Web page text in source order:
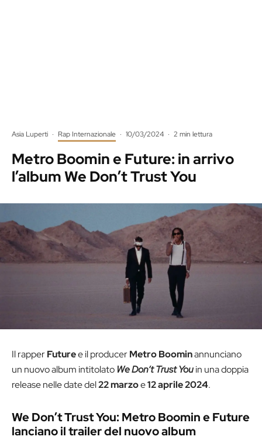
Asia Luperti · Rap Internazionale · 10/03/2024 · 2 min lettura
Metro Boomin e Future: in arrivo
l’album We Don’t Trust You
Il rapperFuturee il producerMetro Boominannunciano
un nuovo album intitolato We Don’t Trust Youin una doppia
release nelle date del22 marzoe12 aprile 2024.
We Don’t Trust You: Metro Boomin e Future
lanciano il trailer del nuovo album